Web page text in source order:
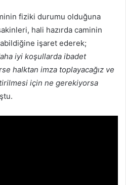
fiziki durumu olduğuna
hali hazırda caminin
işaret ederek;
iyi koşullarda ibadet
halktan imza toplayacağız ve
için ne gerekiyorsa